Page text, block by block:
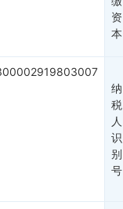
资
本
纳
税
人
识
别
号